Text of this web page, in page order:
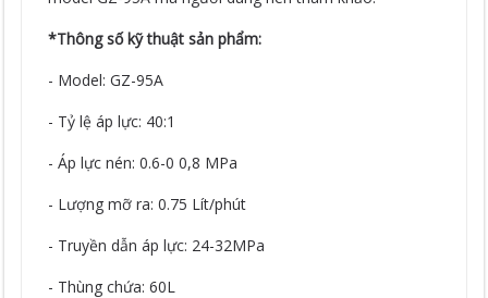
*Thông số kỹ thuật sản phẩm:
- Model: GZ-95A
- Tỷ lệ áp lực: 40:1
- Áp lực nén: 0.6-0 0,8 MPa
- Lượng mỡ ra: 0.75 Lít/phút
- Truyền dẫn áp lực: 24-32MPa
- Thùng chứa: 60L